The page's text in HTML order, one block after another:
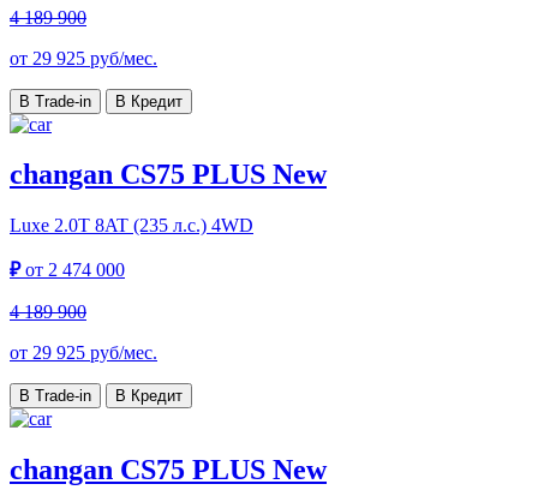
4 189 900
от 29 925 руб/мес.
В Trade-in В Кредит
changan CS75 PLUS New
Luxe 2.0T 8AT (235 л.с.) 4WD
₽от 2 474 000
4 189 900
от 29 925 руб/мес.
В Trade-in В Кредит
changan CS75 PLUS New